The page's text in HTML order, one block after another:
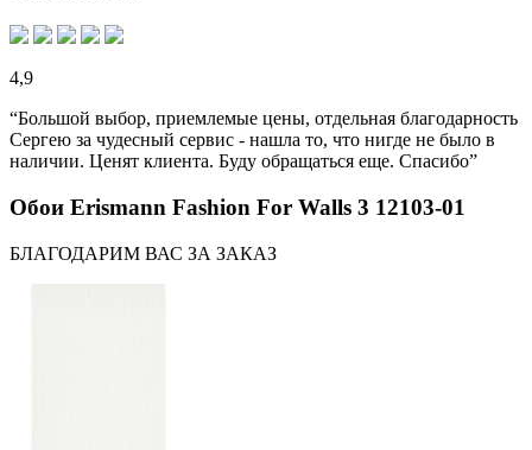
4,9
“Большой выбор, приемлемые цены, отдельная благодарность
Сергею за чудесный сервис - нашла то, что нигде не было в
наличии. Ценят клиента. Буду обращаться еще. Спасибо”
Обои Erismann Fashion For Walls 3 12103-01
БЛАГОДАРИМ ВАС ЗА ЗАКАЗ